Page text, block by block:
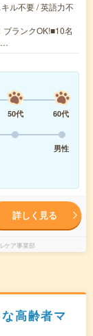
ル不要 / 英語力不
ランクOK!■10名
…
50代
60代
男性
詳しく見る
ケア事業部
高齢者マ